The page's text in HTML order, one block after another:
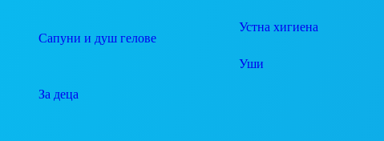
Сапуни и душ гелове
За деца
Устна хигиена
Уши